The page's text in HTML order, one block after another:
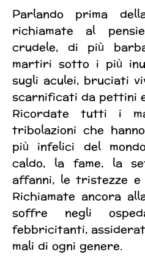
Parlando prima
richiamate al
crudele, di più
martiri sotto i più
sugli aculei, bruciati
scarnificati da pettini
Ricordate tutti i
tribolazioni che
più infelici del
caldo, la fame, la
affanni, le tristezze
Richiamate ancora
soffre negli
febbricitanti,
mali di ogni genere.